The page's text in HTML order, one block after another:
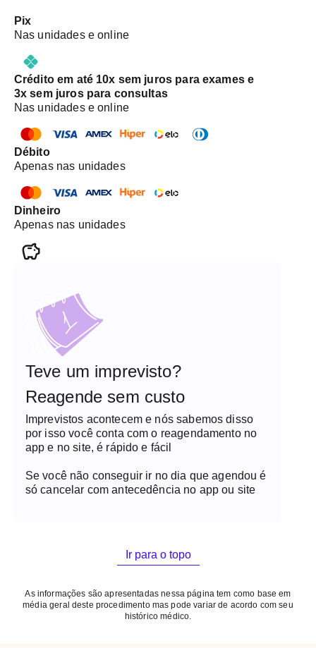
Pix
Nas unidades e online
Crédito em até 10x sem juros para exames e
3x sem juros para consultas
Nas unidades e online
Débito
Apenas nas unidades
Dinheiro
Apenas nas unidades
Teve um imprevisto?
Reagende sem custo
Imprevistos acontecem e nós sabemos disso
por isso você conta com o reagendamento no
app e no site, é rápido e fácil
Se você não conseguir ir no dia que agendou é
só cancelar com antecedência no app ou site
Ir para o topo
As informações são apresentadas nessa página tem como base em
média geral deste procedimento mas pode variar de acordo com seu
histórico médico.